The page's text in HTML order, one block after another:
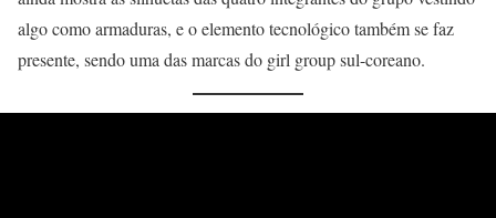
algo como armaduras, e o elemento tecnológico também se faz
presente, sendo uma das marcas do girl group sul-coreano.